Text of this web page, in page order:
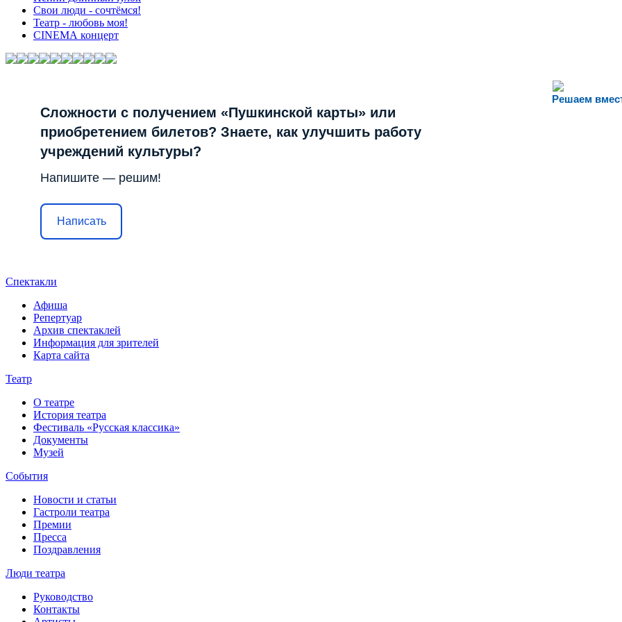
Свои люди - сочтёмся!
Театр - любовь моя!
СINЕМА концерт
Решаем
Сложности с получением «Пушкинской карты» или
приобретением билетов? Знаете, как улучшить работу
учреждений культуры?
Напишите — решим!
Написать
Спектакли
Афиша
Репертуар
Архив спектаклей
Информация для зрителей
Карта сайта
Театр
О театре
История театра
Фестиваль «Русская классика»
Документы
Музей
События
Новости и статьи
Гастроли театра
Премии
Пресса
Поздравления
Люди театра
Руководство
Контакты